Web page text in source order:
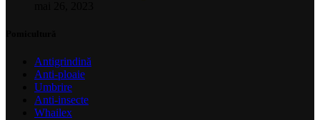
Antigrindină
Anti-ploaie
Umbrire
Anti-insecte
Whailex